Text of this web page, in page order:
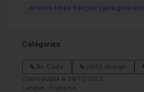
Sous-titres français (autogénérés)
Catégories
No Code UX/UI design
Cours publié le 08/12/2023
Langue : Français